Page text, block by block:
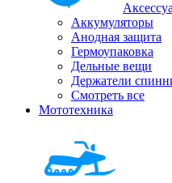
Аккумуляторы
Анодная защита
Гермоупаковка
Дельные вещи
Держатели
Смотреть все
Мототехника